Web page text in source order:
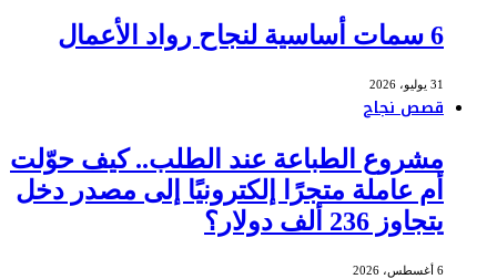
6 سمات أساسية لنجاح رواد الأعمال
31 يوليو، 2026
قصص نجاح
مشروع الطباعة عند الطلب.. كيف حوّلت
أم عاملة متجرًا إلكترونيًا إلى مصدر دخل
يتجاوز 236 ألف دولار؟
6 أغسطس، 2026